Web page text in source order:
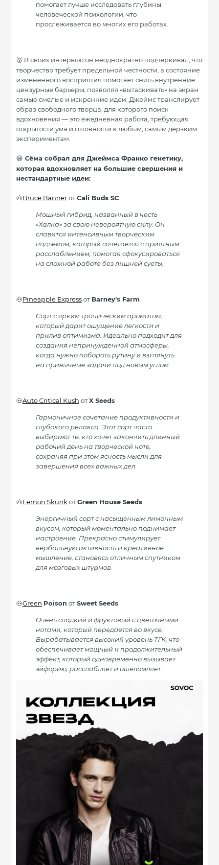
помогает лучше исследовать глубины
человеческой психологии, что
прослеживается во многих его работах.
🥇 В своих интервью он неоднократно подчеркивал, что
творчество требует предельной честности, а состояние
изменённого восприятия помогает снять внутренние
цензурные барьеры, позволяя «вытаскивать» на экран
самые смелые и искренние идеи. Джеймс транслирует
образ свободного творца, для которого поиск
вдохновения — это ежедневная работа, требующая
открытости ума и готовности к любым, самым дерзким
экспериментам.
😄 Сёма собрал для Джеймса Франко генетику,
которая вдохновляет на большие свершения и
нестандартные идеи:
🐽Bruce BannerотCali Buds SC
Мощный гибрид, названный в честь
«Халка» за свою невероятную силу. Он
славится интенсивным творческим
подъемом, который сочетается с приятным
расслаблением, помогая сфокусироваться
на сложной работе без лишней суеты.
🐽Pineapple Expressот Barney's Farm
Сорт с ярким тропическим ароматом,
который дарит ощущение легкости и
прилив оптимизма. Идеально подходит для
создания непринужденной атмосферы,
когда нужно побороть рутину и взглянуть
на привычные задачи под новым углом.
🐽Auto Critical Kush отX Seeds
Гармоничное сочетание продуктивности и
глубокого релакса. Этот сорт часто
выбирают те, кто хочет закончить длинный
рабочий день на творческой ноте,
сохраняя при этом ясность мысли для
завершения всех важных дел.
🐽Lemon SkunkотGreen House Seeds
Энергичный сорт с насыщенным лимонным
вкусом, который моментально поднимает
настроение. Прекрасно стимулирует
вербальную активность и креативное
мышление, становясь отличным спутником
для мозговых штурмов.
🐽Green Poison отSweetSeeds
Очень сладкий и фруктовый с цветочными
нотами, который передается во вкусе.
Вырабатывается высокий уровень ТГК, что
обеспечивает мощный и продолжительный
эффект, который одновременно вызывает
эйфорию, расслабляет и ошеломляет.